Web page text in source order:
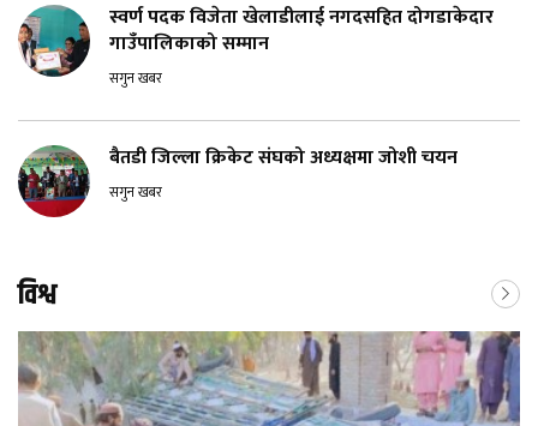
स्वर्ण पदक विजेता खेलाडीलाई नगदसहित दोगडाकेदार
गाउँपालिकाको सम्मान
सगुन खबर
बैतडी जिल्ला क्रिकेट संघको अध्यक्षमा जोशी चयन
सगुन खबर
विश्व